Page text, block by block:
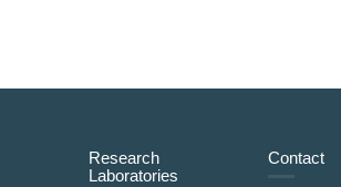
Research
Laboratories
Contact